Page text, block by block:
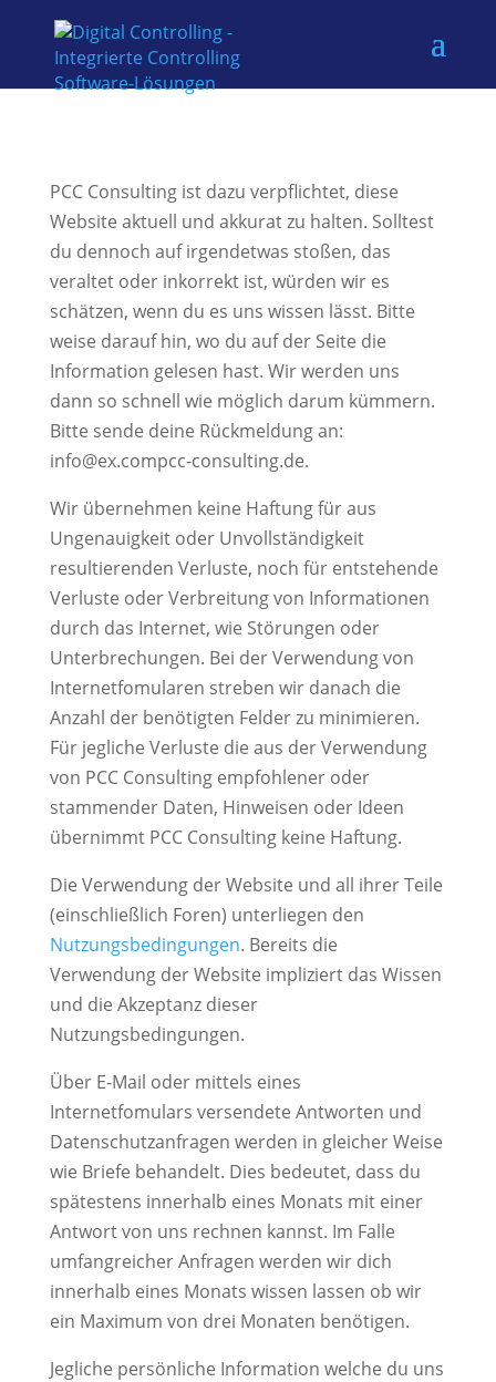
PCC Consulting ist dazu verpflichtet, diese
Website aktuell und akkurat zu halten. Solltest
du dennoch auf irgendetwas stoßen, das
veraltet oder inkorrekt ist, würden wir es
schätzen, wenn du es uns wissen lässt. Bitte
weise darauf hin, wo du auf der Seite die
Information gelesen hast. Wir werden uns
dann so schnell wie möglich darum kümmern.
Bitte sende deine Rückmeldung an:
info@ex.compcc-consulting.de.
Wir übernehmen keine Haftung für aus
Ungenauigkeit oder Unvollständigkeit
resultierenden Verluste, noch für entstehende
Verluste oder Verbreitung von Informationen
durch das Internet, wie Störungen oder
Unterbrechungen. Bei der Verwendung von
Internetfomularen streben wir danach die
Anzahl der benötigten Felder zu minimieren.
Für jegliche Verluste die aus der Verwendung
von PCC Consulting empfohlener oder
stammender Daten, Hinweisen oder Ideen
übernimmt PCC Consulting keine Haftung.
Die Verwendung der Website und all ihrer Teile
(einschließlich Foren) unterliegen den
Nutzungsbedingungen. Bereits die
Verwendung der Website impliziert das Wissen
und die Akzeptanz dieser
Nutzungsbedingungen.
Über E-Mail oder mittels eines
Internetfomulars versendete Antworten und
Datenschutzanfragen werden in gleicher Weise
wie Briefe behandelt. Dies bedeutet, dass du
spätestens innerhalb eines Monats mit einer
Antwort von uns rechnen kannst. Im Falle
umfangreicher Anfragen werden wir dich
innerhalb eines Monats wissen lassen ob wir
ein Maximum von drei Monaten benötigen.
Jegliche persönliche Information welche du uns